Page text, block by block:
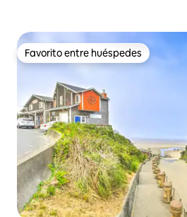
Favorito entre huéspedes
Favorito entre huéspedes